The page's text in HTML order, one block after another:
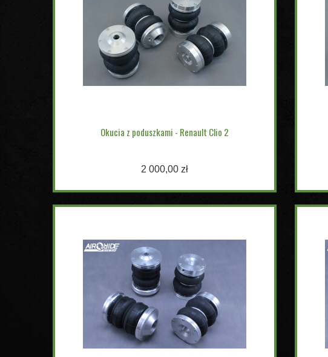
Okucia z poduszkami - Renault Clio 2
2 000,00 zł